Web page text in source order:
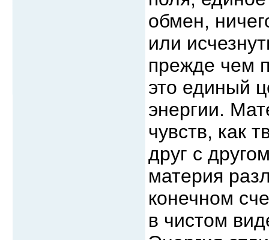
обмен,
или
прежде чем
это единый
энергии.
чувств, как
друг с
материя
конечном
в чистом